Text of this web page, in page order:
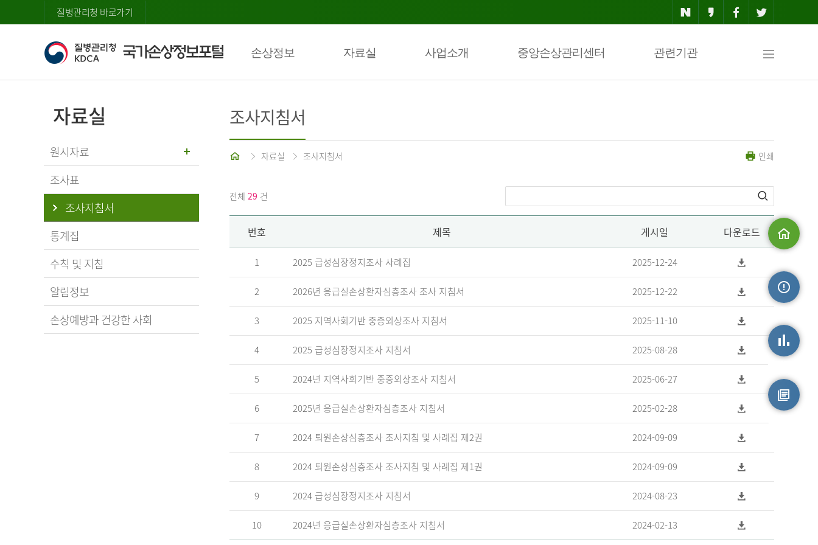
질병관리청 바로가기
손상정보 자료실 사업소개 중앙손상관리센터 관련기관
맵
자료실
원시자료
조사표
조사지침서
통계집
수칙 및 지침
알림정보
손상예방과 건강한 사회
조사지침서
홈 자료실 조사지침서 인쇄
전체 29 건
번호 제목 게시일 다운로드
1 2025 급성심장정지조사 사례집 2025-12-24
2 2026년 응급실손상환자심층조사 조사 지침서 2025-12-22
3 2025 지역사회기반 중증외상조사 지침서 2025-11-10
4 2025 급성심장정지조사 지침서 2025-08-28
5 2024년 지역사회기반 중증외상조사 지침서 2025-06-27
6 2025년 응급실손상환자심층조사 지침서 2025-02-28
7 2024 퇴원손상심층조사 조사지침 및 사례집 제2권 2024-09-09
8 2024 퇴원손상심층조사 조사지침 및 사례집 제1권 2024-09-09
9 2024 급성심장정지조사 지침서 2024-08-23
10 2024년 응급실손상환자심층조사 지침서 2024-02-13